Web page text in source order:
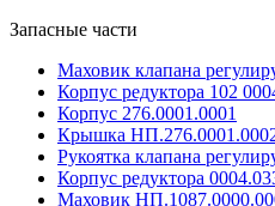
Запасные части
Маховик клапана
Корпус редуктора 102
Корпус 276.0001.0001
Крышка
Рукоятка клапана
Корпус редуктора
Маховик